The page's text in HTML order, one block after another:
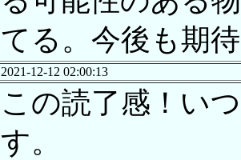
てる。今後も期
2021-12-12 02:00:13
この読了感！い
す。